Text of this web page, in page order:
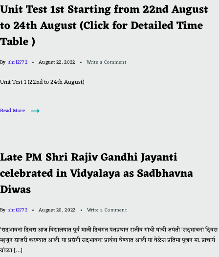
Unit Test 1st Starting from 22nd August
to 24th August (Click for Detailed Time
Table )
By shri2772 August 22, 2022 Write a Comment
Unit Test 1 (22nd to 24th August)
Read More
Late PM Shri Rajiv Gandhi Jayanti
celebrated in Vidyalaya as Sadbhavna
Diwas
By shri2772 August 20, 2022 Write a Comment
‘सदभावनां दिवस आज विद्यालयात पूर्व माजी दिवंगत पंतप्रधान राजीव गांधी यांची जयंती ‘सदभावनां दिवस
म्हणून साजरी करण्यात आली. या प्रसंगी सदभावना प्रार्थना घेण्यात आली या वेळेस प्रतिमा पूजन मा. प्राचार्य
यांच्या […]